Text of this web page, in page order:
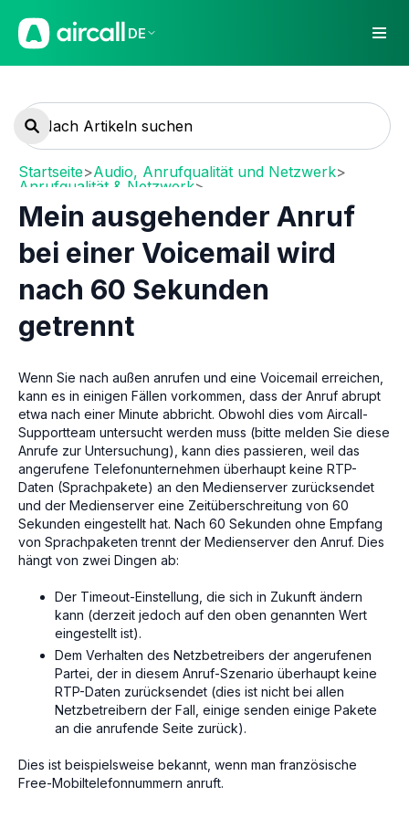
DE
Startseite>Audio, Anrufqualität und Netzwerk>
Anrufqualität & Netzwerk>
Call Quality troubleshooting
Mein ausgehender Anruf
bei einer Voicemail wird
nach 60 Sekunden
getrennt
Wenn Sie nach außen anrufen und eine Voicemail erreichen,
kann es in einigen Fällen vorkommen, dass der Anruf abrupt
etwa nach einer Minute abbricht. Obwohl dies vom Aircall-
Supportteam untersucht werden muss (bitte melden Sie diese
Anrufe zur Untersuchung), kann dies passieren, weil das
angerufene Telefonunternehmen überhaupt keine RTP-
Daten (Sprachpakete) an den Medienserver zurücksendet
und der Medienserver eine Zeitüberschreitung von 60
Sekunden eingestellt hat. Nach 60 Sekunden ohne Empfang
von Sprachpaketen trennt der Medienserver den Anruf. Dies
hängt von zwei Dingen ab:
Der Timeout-Einstellung, die sich in Zukunft ändern
kann (derzeit jedoch auf den oben genannten Wert
eingestellt ist).
Dem Verhalten des Netzbetreibers der angerufenen
Partei, der in diesem Anruf-Szenario überhaupt keine
RTP-Daten zurücksendet (dies ist nicht bei allen
Netzbetreibern der Fall, einige senden einige Pakete
an die anrufende Seite zurück).
Dies ist beispielsweise bekannt, wenn man französische
Free-Mobiltelefonnummern anruft.